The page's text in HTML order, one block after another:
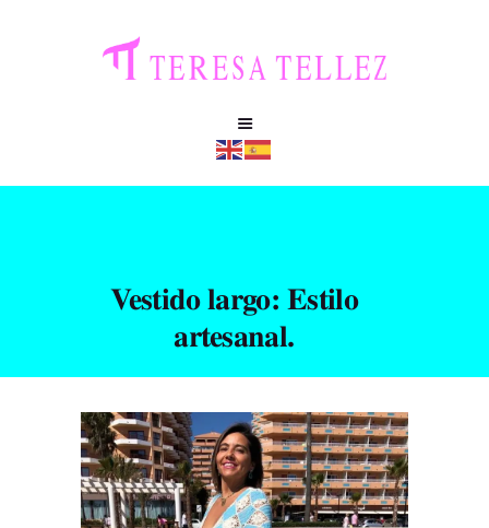
Vestido largo: Estilo
artesanal.